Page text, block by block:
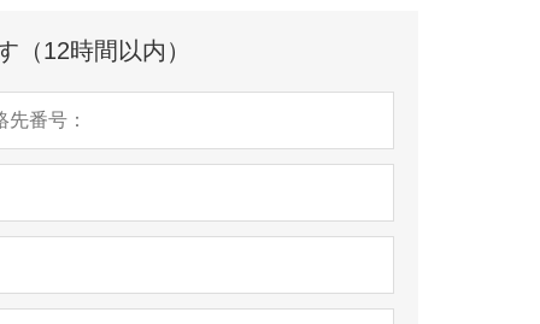
（12時間以内）